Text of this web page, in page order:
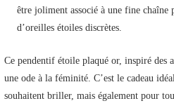
être joliment associé à une fine chaîne
d’oreilles étoiles discrètes.
Ce pendentif étoile plaqué or, inspiré des
une ode à la féminité. C’est le cadeau
souhaitent briller, mais également pour